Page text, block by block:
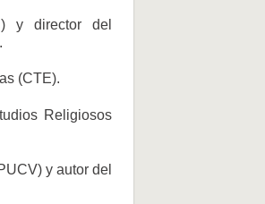
y director del
(CTE).
Religiosos
y autor del